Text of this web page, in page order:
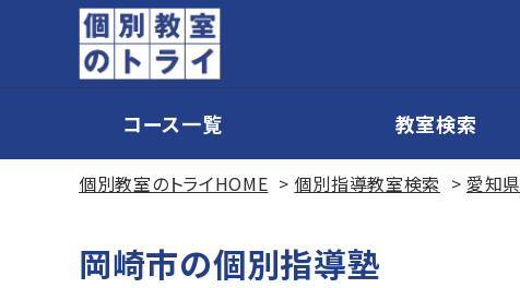
コース一覧 教室検索
個別教室のトライHOME 個別指導教室検索 愛知県
岡崎市の個別指導塾